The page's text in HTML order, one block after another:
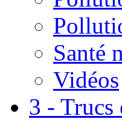
Santé
Vidéos
3 - Trucs